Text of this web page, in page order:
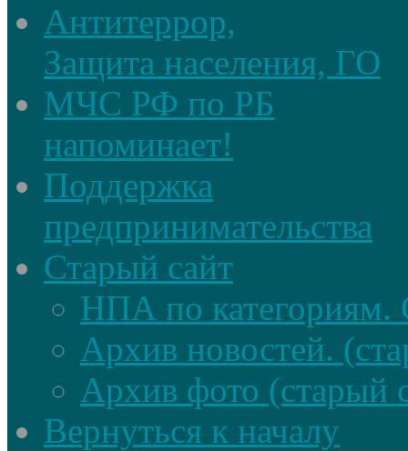
Антитеррор,
Защита населения, ГО
МЧС РФ по РБ
напоминает!
Поддержка
предпринимательства
Старый сайт
НПА по категориям.
Архив новостей.
Архив фото (старый
Вернуться к началу